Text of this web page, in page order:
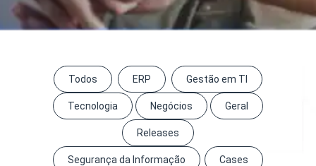
Todos ERP Gestão em TI
Tecnologia Negócios Geral
Releases
Segurança da Informação Cases